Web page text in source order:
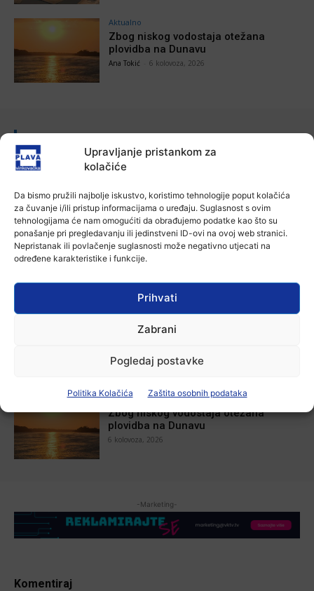
Upravljanje pristankom za
kolačiće
Da bismo pružili najbolje iskustvo, koristimo tehnologije poput kolačića
za čuvanje i/ili pristup informacijama o uređaju. Suglasnost s ovim
tehnologijama će nam omogućiti da obrađujemo podatke kao što su
ponašanje pri pregledavanju ili jedinstveni ID-ovi na ovoj web stranici.
Nepristanak ili povlačenje suglasnosti može negativno utjecati na
određene karakteristike i funkcije.
Prihvati
Zabrani
Pogledaj postavke
Politika Kolačića Zaštita osobnih podataka
Aktualno
Zbog niskog vodostaja otežana
plovidba na Dunavu
Ana Tokić 6 kolovoza, 2026
POVEZANE VIJESTI
Aktualno
stotu godišnjicu djelovanja
7 kolovoza, 2026
Aktualno
Za dva tjedna započinje još jedna
7 kolovoza, 2026
U Županji održana Ljetna škola magije
Aktualno
Zbog niskog vodostaja otežana
plovidba na Dunavu
6 kolovoza, 2026
-Marketing-
Komentiraj